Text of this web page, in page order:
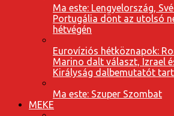
Ma este: Lengyelország,
Portugália dönt az utolsó
hétvégén
Eurovíziós hétköznapok:
Marino dalt választ, Izrael
Királyság dalbemutatót
Ma este: Szuper Szombat
MEKE